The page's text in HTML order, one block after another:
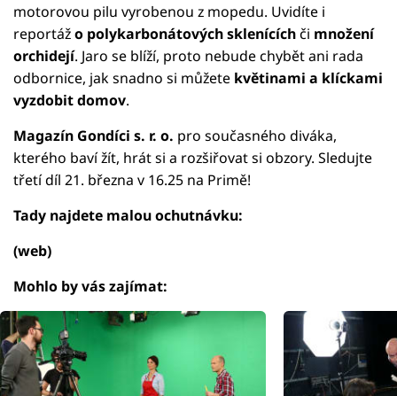
motorovou pilu vyrobenou z mopedu. Uvidíte i
reportážo polykarbonátových sklenícíchči množení
orchidejí. Jaro se blíží, proto nebude chybět ani rada
odbornice, jak snadno si můžete květinami a klíckami
vyzdobit domov.
Magazín Gondíci s. r. o. pro současného diváka,
kterého baví žít, hrát si a rozšiřovat si obzory. Sledujte
třetí díl 21. března v 16.25 na Primě!
Tady najdete malou ochutnávku:
(web)
Mohlo by vás zajímat: